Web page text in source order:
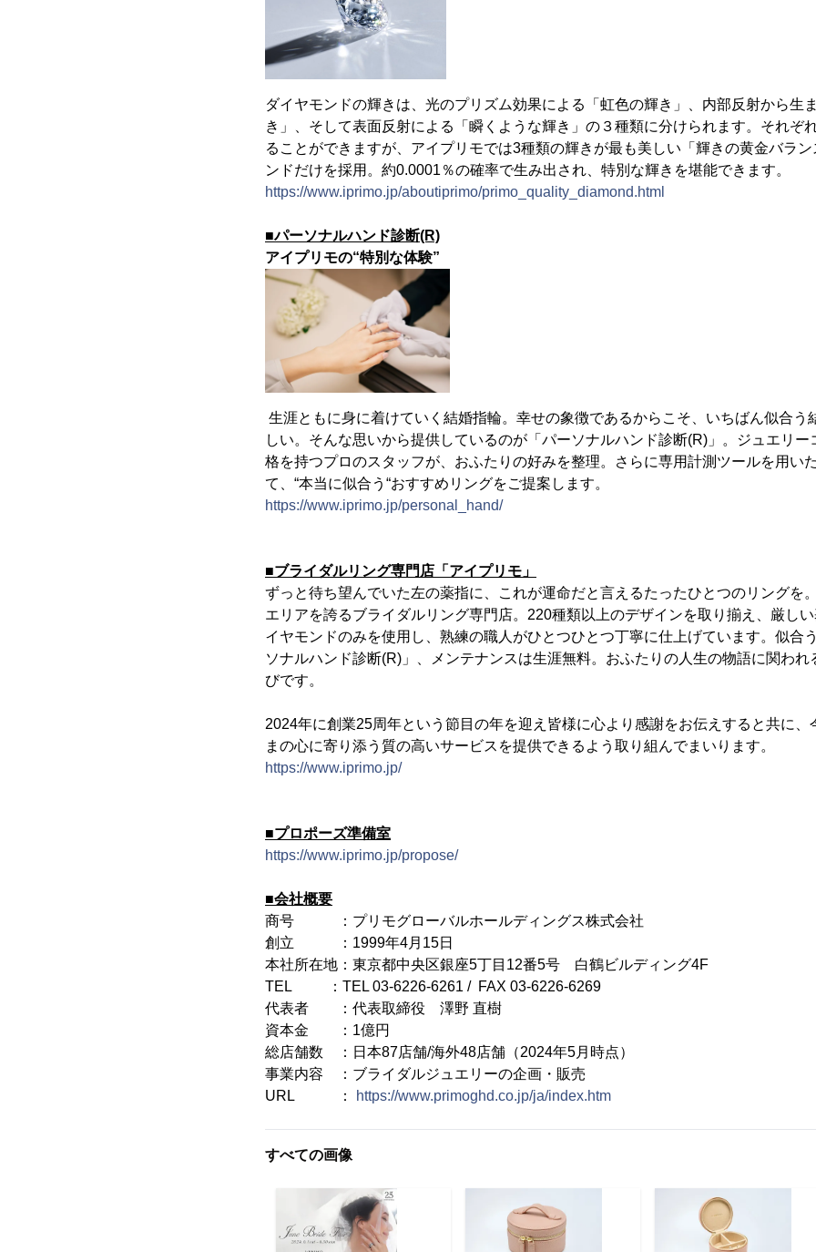
ダイヤモンドの輝きは、光のプリズム効果による「虹色の輝き」、内部反射から生
き」、そして表面反射による「瞬くような輝き」の３種類に分けられます。それぞ
ることができますが、アイプリモでは3種類の輝きが最も美しい「輝きの黄金バラ
ンドだけを採用。約0.0001％の確率で生み出され、特別な輝きを堪能できます。
https://www.iprimo.jp/aboutiprimo/primo_quality_diamond.html
■パーソナルハンド診断(R)
アイプリモの“特別な体験”
生涯ともに身に着けていく結婚指輪。幸せの象徴であるからこそ、いちばん似合う
しい。そんな思いから提供しているのが「パーソナルハンド診断(R)」。ジュエリー
格を持つプロのスタッフが、おふたりの好みを整理。さらに専用計測ツールを用い
て、“本当に似合う“おすすめリングをご提案します。
https://www.iprimo.jp/personal_hand/
■ブライダルリング専門店「アイプリモ」
ずっと待ち望んでいた左の薬指に、これが運命だと言えるたったひとつのリングを
エリアを誇るブライダルリング専門店。220種類以上のデザインを取り揃え、厳し
イヤモンドのみを使用し、熟練の職人がひとつひとつ丁寧に仕上げています。似合
ソナルハンド診断(R)」、メンテナンスは生涯無料。おふたりの人生の物語に関われ
びです。
2024年に創業25周年という節目の年を迎え皆様に心より感謝をお伝えすると共に、
まの心に寄り添う質の高いサービスを提供できるよう取り組んでまいります。
https://www.iprimo.jp/
■プロポーズ準備室
https://www.iprimo.jp/propose/
■会社概要
商号 ：プリモグローバルホールディングス株式会社
創立 ：1999年4月15日
本社所在地：東京都中央区銀座5丁目12番5号 白鶴ビルディング4F
TEL ：TEL 03-6226-6261 / FAX 03-6226-6269
代表者 ：代表取締役 澤野 直樹
資本金 ：1億円
総店舗数 ：日本87店舗/海外48店舗（2024年5月時点）
事業内容 ：ブライダルジュエリーの企画・販売
URL ：
https://www.primoghd.co.jp/ja/index.htm
すべての画像